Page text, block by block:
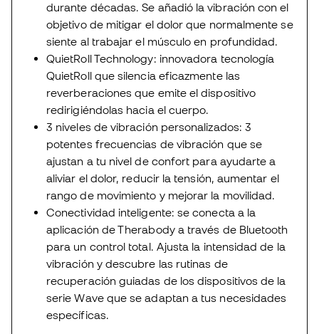
durante décadas. Se añadió la vibración con el
objetivo de mitigar el dolor que normalmente se
siente al trabajar el músculo en profundidad.
QuietRoll Technology: innovadora tecnología
QuietRoll que silencia eficazmente las
reverberaciones que emite el dispositivo
redirigiéndolas hacia el cuerpo.
3 niveles de vibración personalizados: 3
potentes frecuencias de vibración que se
ajustan a tu nivel de confort para ayudarte a
aliviar el dolor, reducir la tensión, aumentar el
rango de movimiento y mejorar la movilidad.
Conectividad inteligente: se conecta a la
aplicación de Therabody a través de Bluetooth
para un control total. Ajusta la intensidad de la
vibración y descubre las rutinas de
recuperación guiadas de los dispositivos de la
serie Wave que se adaptan a tus necesidades
específicas.